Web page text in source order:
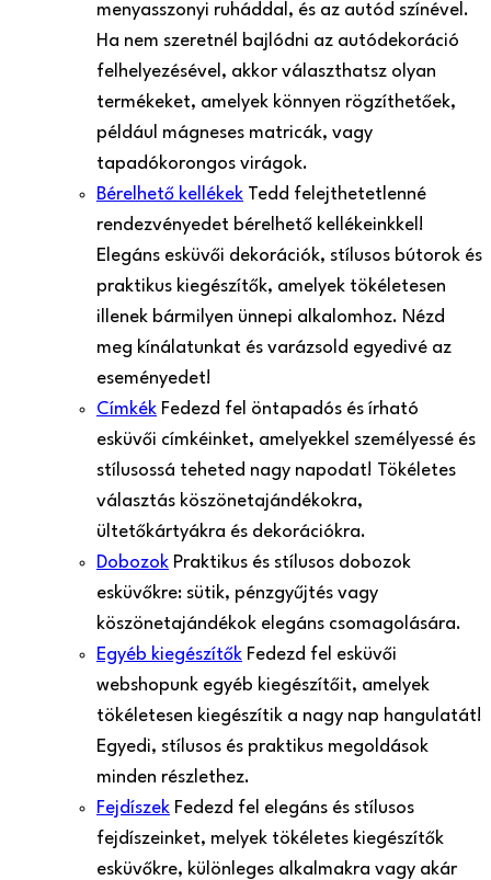
menyasszonyi ruháddal, és az autód színével.
Ha nem szeretnél bajlódni az autódekoráció
felhelyezésével, akkor választhatsz olyan
termékeket, amelyek könnyen rögzíthetőek,
például mágneses matricák, vagy
tapadókorongos virágok.
Bérelhető kellékek Tedd felejthetetlenné
rendezvényedet bérelhető kellékeinkkel!
Elegáns esküvői dekorációk, stílusos bútorok és
praktikus kiegészítők, amelyek tökéletesen
illenek bármilyen ünnepi alkalomhoz. Nézd
meg kínálatunkat és varázsold egyedivé az
eseményedet!
Címkék Fedezd fel öntapadós és írható
esküvői címkéinket, amelyekkel személyessé és
stílusossá teheted nagy napodat! Tökéletes
választás köszönetajándékokra,
ültetőkártyákra és dekorációkra.
Dobozok Praktikus és stílusos dobozok
esküvőkre: sütik, pénzgyűjtés vagy
köszönetajándékok elegáns csomagolására.
Egyéb kiegészítők Fedezd fel esküvői
webshopunk egyéb kiegészítőit, amelyek
tökéletesen kiegészítik a nagy nap hangulatát!
Egyedi, stílusos és praktikus megoldások
minden részlethez.
Fejdíszek Fedezd fel elegáns és stílusos
fejdíszeinket, melyek tökéletes kiegészítők
esküvőkre, különleges alkalmakra vagy akár